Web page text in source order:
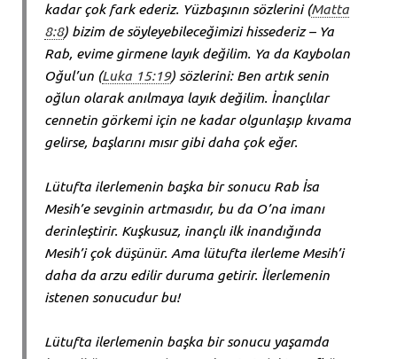
kadar çok fark ederiz. Yüzbaşının sözlerini (Matta
8:8) bizim de söyleyebileceğimizi hissederiz – Ya
Rab, evime girmene layık değilim. Ya da Kaybolan
Oğul’un (Luka 15:19) sözlerini: Ben artık senin
oğlun olarak anılmaya layık değilim. İnançlılar
cennetin görkemi için ne kadar olgunlaşıp kıvama
gelirse, başlarını mısır gibi daha çok eğer.
Lütufta ilerlemenin başka bir sonucu Rab İsa
Mesih’e sevginin artmasıdır, bu da O’na imanı
derinleştirir. Kuşkusuz, inançlı ilk inandığında
Mesih’i çok düşünür. Ama lütufta ilerleme Mesih’i
daha da arzu edilir duruma getirir. İlerlemenin
istenen sonucudur bu!
Lütufta ilerlemenin başka bir sonucu yaşamda